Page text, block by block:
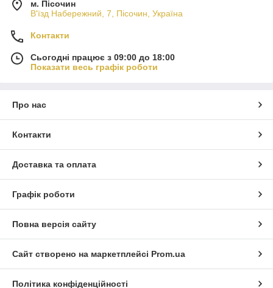
м. Пісочин
В'їзд Набережний, 7, Пісочин, Україна
Контакти
Сьогодні працює з 09:00 до 18:00
Показати весь графік роботи
Про нас
Контакти
Доставка та оплата
Графік роботи
Повна версія сайту
Сайт створено на маркетплейсі Prom.ua
Політика конфіденційності